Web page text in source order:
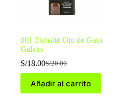
001 Esmalte Ojo de Gato
Galaxy
S/20.00
El
original
era:
S/18.00El
actual
es:
Añadir al carrito